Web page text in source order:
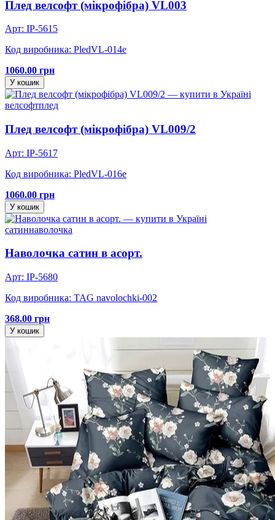
Плед велсофт (мікрофібра) VL003
Арт: IP-5615
Код виробника: PledVL-014e
1060.00 грн
У кошик
велсофтплед
Плед велсофт (мікрофібра) VL009/2
Арт: IP-5617
Код виробника: PledVL-016e
1060.00 грн
У кошик
сатиннаволочка
Наволочка сатин в асорт.
Арт: IP-5680
Код виробника: TAG navolochki-002
368.00 грн
У кошик